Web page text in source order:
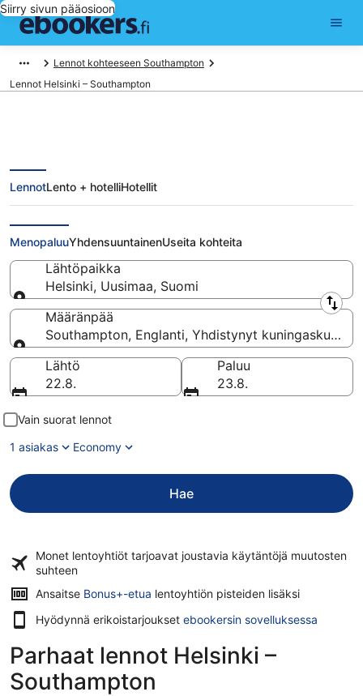
Siirry sivun pääosioon
Lennot kohteeseen Southampton
Lennot Helsinki – Southampton
Lennot Helsinki - Southampton
alkaen 326 €
LennotLento + hotelliHotellit
MenopaluuYhdensuuntainenUseita kohteita
Lähtöpaikka
Helsinki, Uusimaa, Suomi
Lähtöpaikka
Määränpää
Southampton, Englanti, Yhdistynyt kuningaskunta
Määränpää
Lähtö
22.8.
Paluu
23.8.
Vain suorat lennot
1 asiakas
Economy
Hae
Monet lentoyhtiöt tarjoavat joustavia käytäntöjä muutosten
suhteen
Ansaitse Bonus+-etua lentoyhtiön pisteiden lisäksi
Hyödynnä erikoistarjoukset ebookersin sovelluksessa
Parhaat lennot Helsinki –
Southampton